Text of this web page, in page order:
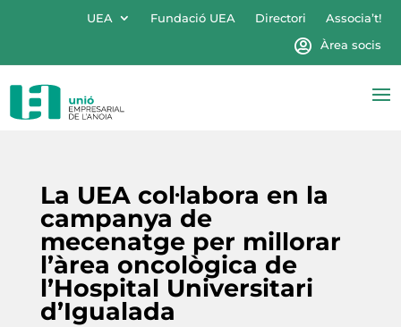
UEA Fundació UEA Directori
Associa’t!
Àrea socis
La UEA col·labora en la
campanya de
mecenatge per millorar
l’àrea oncològica de
l’Hospital Universitari
d’Igualada